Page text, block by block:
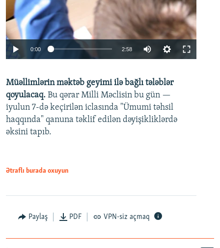
Auto 240p 360p 480p
720p 1080p
0:00 2:58
360p
480p
720p
Müəllimlərin məktəb geyimi ilə bağlı tələblər
qoyulacaq. Bu qərar Milli Məclisin bu gün —
iyulun 7-də keçirilən iclasında "Ümumi təhsil
haqqında" qanuna təklif edilən dəyişikliklərdə
əksini tapıb.
Ətraflı burada oxuyun
Paylaş PDF VPN-siz açmaq